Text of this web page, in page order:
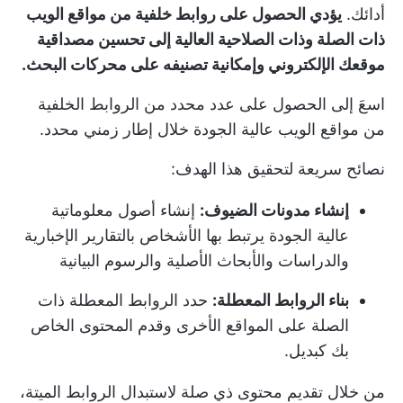
أدائك. يؤدي الحصول على روابط خلفية من مواقع الويب
ذات الصلة وذات الصلاحية العالية إلى تحسين مصداقية
موقعك الإلكتروني وإمكانية تصنيفه على محركات البحث.
اسعَ إلى الحصول على عدد محدد من الروابط الخلفية
من مواقع الويب عالية الجودة خلال إطار زمني محدد.
نصائح سريعة لتحقيق هذا الهدف:
إنشاء مدونات الضيوف: إنشاء أصول معلوماتية
عالية الجودة يرتبط بها الأشخاص بالتقارير الإخبارية
والدراسات والأبحاث الأصلية والرسوم البيانية
بناء الروابط المعطلة: حدد الروابط المعطلة ذات
الصلة على المواقع الأخرى وقدم المحتوى الخاص
بك كبديل.
من خلال تقديم محتوى ذي صلة لاستبدال الروابط الميتة،